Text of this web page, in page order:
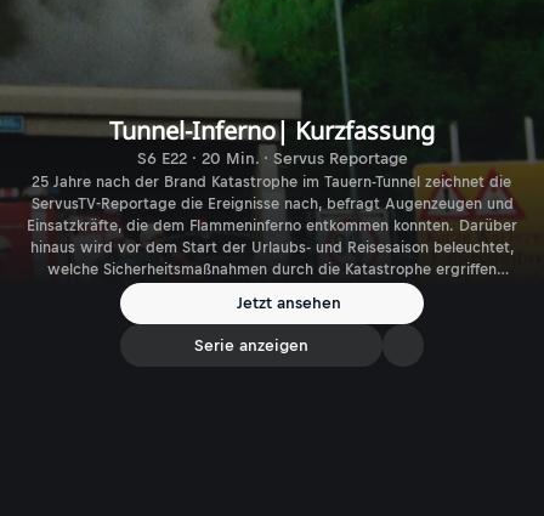
Tunnel-Inferno| Kurzfassung
S6 E22 · 20 Min. · Servus Reportage
25 Jahre nach der Brand Katastrophe im Tauern-Tunnel zeichnet die
ServusTV-Reportage die Ereignisse nach, befragt Augenzeugen und
Einsatzkräfte, die dem Flammeninferno entkommen konnten. Darüber
hinaus wird vor dem Start der Urlaubs- und Reisesaison beleuchtet,
welche Sicherheitsmaßnahmen durch die Katastrophe ergriffen
wurden und ob Tunnelbetreiber und Einsatzkräfte heute für den
Ernstfall gewappnet sind. Denn Österreich ist nicht nur ein Land der
Berge sondern auch ein Land der Tunnel.
Jetzt ansehen
Serie anzeigen